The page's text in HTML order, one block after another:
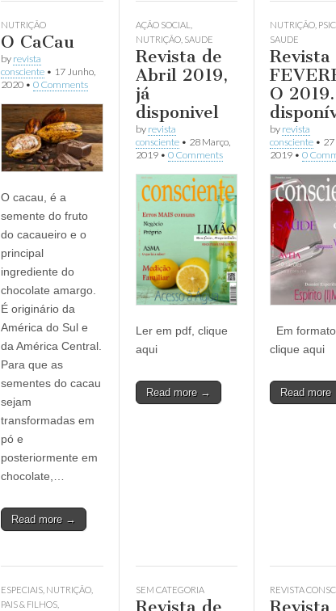
NUTRIÇÃO
O CaCau
by revista
consciente• 17 Junho,
2020• 0 Comments
O cacau, é a
semente do fruto
do cacaueiro e o
principal
ingrediente do
chocolate amargo.
É originário da
América do Sul e
da América Central.
Para que as
sementes do cacau
sejam
transformadas em
pó e
posteriormente em
chocolate,…
Read more →
AÇÃO SOCIAL
NUTRIÇÃO, SAUDE
Revista de
Abril 2019,
já
disponivel
by revista
consciente• 28 Março,
2019• 0 Comments
Ler em pdf, clique
aqui
Read more →
NUTRIÇÃO
SAUDE
Revista
O 2019.
by revista
consciente • 27
2019 •0
Em formato
clique aqui
Read
ESPECIAIS, NUTRIÇÃO,
PAIS & FILHOS,
SEM CATEGORIA
Revista de
REVISTA
Revista